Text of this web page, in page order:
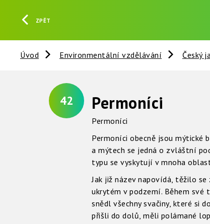
ZPĚT
Úvod Environmentální vzdělávání Český
42 Permoníci
Permoníci
Permoníci obecně jsou mýtické
a mýtech se jedná o zvláštní
typu se vyskytují v mnoha
Jak již název napovídá, těžilo
ukrytém v podzemí. Během své
snědl všechny svačiny, které si
přišli do dolů, měli polámané